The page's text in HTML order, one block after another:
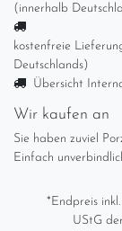
(innerhalb
kostenfreie
Deutschlands)
Übersicht
Wir kaufen an
Sie haben zuviel
Einfach
*Endpreis
UStG